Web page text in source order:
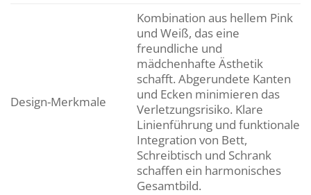
Design-Merkmale
Kombination aus hellem Pink
und Weiß, das eine
freundliche und
mädchenhafte Ästhetik
schafft. Abgerundete Kanten
und Ecken minimieren das
Verletzungsrisiko. Klare
Linienführung und funktionale
Integration von Bett,
Schreibtisch und Schrank
schaffen ein harmonisches
Gesamtbild.